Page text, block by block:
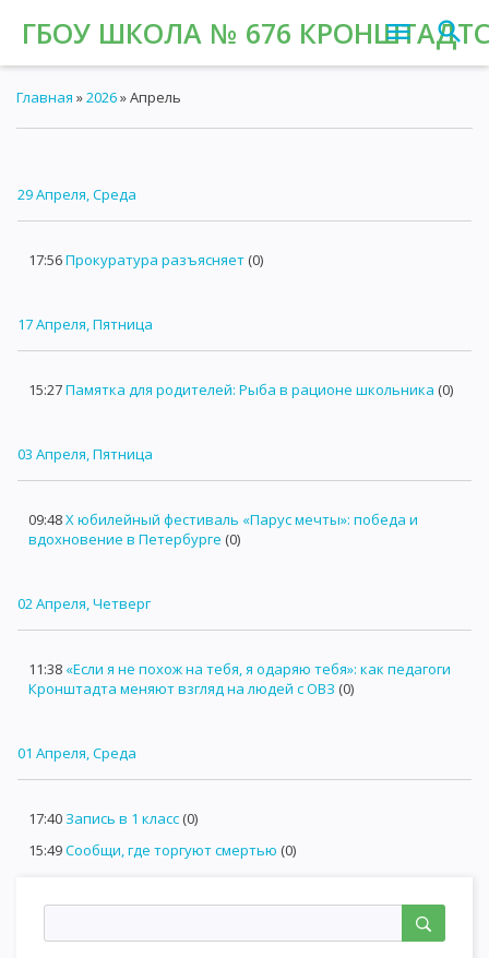
ГБОУ ШКОЛА № 676
Главная »2026»Апрель
29 Апреля, Среда
17:56Прокуратура разъясняет (0)
17 Апреля, Пятница
15:27Памятка для родителей: Рыба в рационе школьника (0)
03 Апреля, Пятница
09:48X юбилейный фестиваль «Парус мечты»: победа и
вдохновение в Петербурге (0)
02 Апреля, Четверг
11:38 «Если я не похож на тебя, я одаряю тебя»: как педагоги
Кронштадта меняют взгляд на людей с ОВЗ (0)
01 Апреля, Среда
17:40 Запись в 1 класс (0)
15:49Сообщи, где торгуют смертью (0)